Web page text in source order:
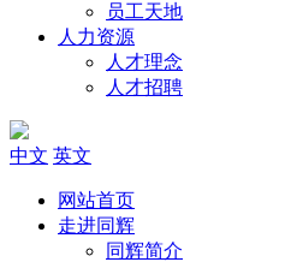
员工天地
人力资源
人才理念
人才招聘
中文 英文
网站首页
走进同辉
同辉简介